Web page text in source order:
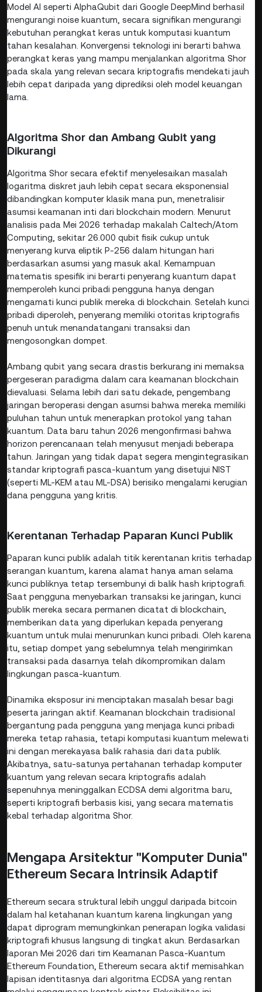
Model AI seperti AlphaQubit dari Google DeepMind berhasil
mengurangi noise kuantum, secara signifikan mengurangi
kebutuhan perangkat keras untuk komputasi kuantum
tahan kesalahan. Konvergensi teknologi ini berarti bahwa
perangkat keras yang mampu menjalankan algoritma Shor
pada skala yang relevan secara kriptografis mendekati jauh
lebih cepat daripada yang diprediksi oleh model keuangan
lama.
Algoritma Shor dan Ambang Qubit yang
Dikurangi
Algoritma Shor secara efektif menyelesaikan masalah
logaritma diskret jauh lebih cepat secara eksponensial
dibandingkan komputer klasik mana pun, menetralisir
asumsi keamanan inti dari blockchain modern. Menurut
analisis pada Mei 2026 terhadap makalah Caltech/Atom
Computing, sekitar 26.000 qubit fisik cukup untuk
menyerang kurva eliptik P-256 dalam hitungan hari
berdasarkan asumsi yang masuk akal. Kemampuan
matematis spesifik ini berarti penyerang kuantum dapat
memperoleh kunci pribadi pengguna hanya dengan
mengamati kunci publik mereka di blockchain. Setelah kunci
pribadi diperoleh, penyerang memiliki otoritas kriptografis
penuh untuk menandatangani transaksi dan
mengosongkan dompet.
Ambang qubit yang secara drastis berkurang ini memaksa
pergeseran paradigma dalam cara keamanan blockchain
dievaluasi. Selama lebih dari satu dekade, pengembang
jaringan beroperasi dengan asumsi bahwa mereka memiliki
puluhan tahun untuk menerapkan protokol yang tahan
kuantum. Data baru tahun 2026 mengonfirmasi bahwa
horizon perencanaan telah menyusut menjadi beberapa
tahun. Jaringan yang tidak dapat segera mengintegrasikan
standar kriptografi pasca-kuantum yang disetujui NIST
(seperti ML-KEM atau ML-DSA) berisiko mengalami kerugian
dana pengguna yang kritis.
Kerentanan Terhadap Paparan Kunci Publik
Paparan kunci publik adalah titik kerentanan kritis terhadap
serangan kuantum, karena alamat hanya aman selama
kunci publiknya tetap tersembunyi di balik hash kriptografi.
Saat pengguna menyebarkan transaksi ke jaringan, kunci
publik mereka secara permanen dicatat di blockchain,
memberikan data yang diperlukan kepada penyerang
kuantum untuk mulai menurunkan kunci pribadi. Oleh karena
itu, setiap dompet yang sebelumnya telah mengirimkan
transaksi pada dasarnya telah dikompromikan dalam
lingkungan pasca-kuantum.
Dinamika eksposur ini menciptakan masalah besar bagi
peserta jaringan aktif. Keamanan blockchain tradisional
bergantung pada pengguna yang menjaga kunci pribadi
mereka tetap rahasia, tetapi komputasi kuantum melewati
ini dengan merekayasa balik rahasia dari data publik.
Akibatnya, satu-satunya pertahanan terhadap komputer
kuantum yang relevan secara kriptografis adalah
sepenuhnya meninggalkan ECDSA demi algoritma baru,
seperti kriptografi berbasis kisi, yang secara matematis
kebal terhadap algoritma Shor.
Mengapa Arsitektur "Komputer Dunia"
Ethereum Secara Intrinsik Adaptif
Ethereum secara struktural lebih unggul daripada bitcoin
dalam hal ketahanan kuantum karena lingkungan yang
dapat diprogram memungkinkan penerapan logika validasi
kriptografi khusus langsung di tingkat akun. Berdasarkan
laporan Mei 2026 dari tim Keamanan Pasca-Kuantum
Ethereum Foundation, Ethereum secara aktif memisahkan
lapisan identitasnya dari algoritma ECDSA yang rentan